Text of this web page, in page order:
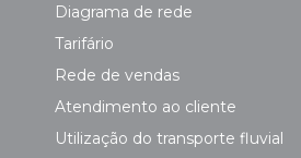
Diagrama de rede
Tarifário
Rede de vendas
Atendimento ao cliente
Utilização do transporte fluvial